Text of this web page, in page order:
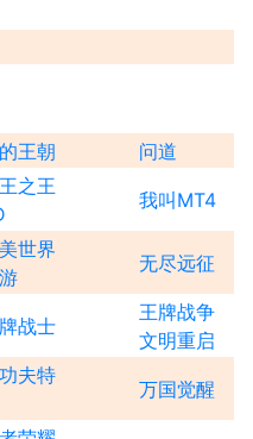
王朝 问道
之王
我叫MT4
世界
无尽远征
战士
王牌战争
文明重启
夫特
万国觉醒